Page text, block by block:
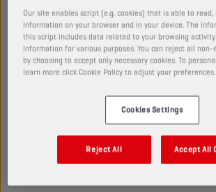
50+
PRODUKTE, DIE FÜR
10+
Our site enables script (e.g. cookies) that is able to
information on your browser and in your device. The
this script includes data related to your browsing
information for various purposes. You can reject all non-
by choosing to accept only necessary cookies. To
learn more click Cookie Policy to adjust your preferences.
Cookies Settings
Reject All Accept All